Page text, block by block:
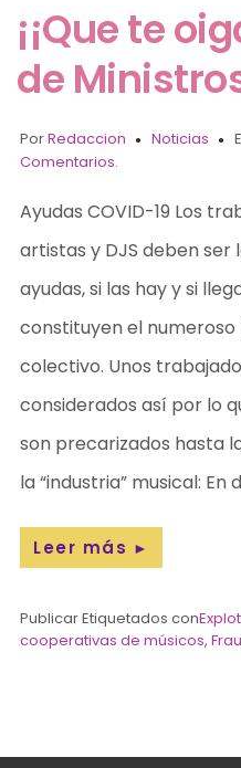
¡¡Que te
de
PorRedaccion Noticias
Comentarios.
Ayudas COVID-19 Los
artistas y DJS deben
ayudas, si las hay y si
constituyen el numeroso
colectivo. Unos
considerados así por lo
son precarizados hasta
la “industria” musical:
Leer más ►
Publicar Etiquetados con
cooperativas de músicos,